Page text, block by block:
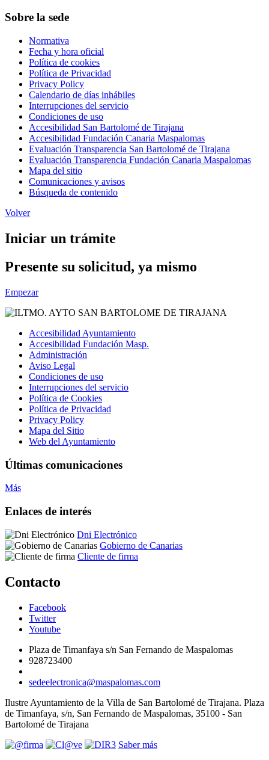
Sobre la sede
Normativa
Fecha y hora oficial
Política de cookies
Política de Privacidad
Privacy Policy
Calendario de días inhábiles
Interrupciones del servicio
Condiciones de uso
Accesibilidad San Bartolomé de Tirajana
Accesibilidad Fundación Canaria Maspalomas
Evaluación Transparencia San Bartolomé de Tirajana
Evaluación Transparencia Fundación Canaria Maspalomas
Mapa del sitio
Comunicaciones y avisos
Búsqueda de contenido
Volver
Iniciar un trámite
Presente su solicitud, ya mismo
Empezar
Accesibilidad Ayuntamiento
Accesibilidad Fundación Masp.
Administración
Aviso Legal
Condiciones de uso
Interrupciones del servicio
Política de Cookies
Política de Privacidad
Privacy Policy
Mapa del Sitio
Web del Ayuntamiento
Últimas comunicaciones
Más
Enlaces de interés
Dni Electrónico
Gobierno de Canarias
Cliente de firma
Contacto
Facebook
Twitter
Youtube
Plaza de Timanfaya s/n San Fernando de Maspalomas
928723400
sedeelectronica@maspalomas.com
Ilustre Ayuntamiento de la Villa de San Bartolomé de Tirajana. Plaza
de Timanfaya, s/n, San Fernando de Maspalomas, 35100 - San
Bartolomé de Tirajana
Saber más